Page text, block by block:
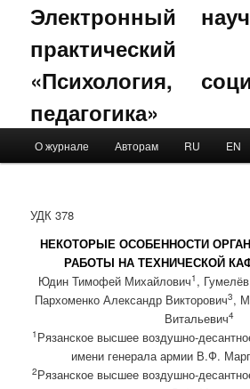
Электронный
«Психология,
педагогика»
Skip to primary content
Skip to secondary content
О журнале Авторам RU EN
УДК 378
НЕКОТОРЫЕ ОСОБЕННОСТИ
РАБОТЫ НА ТЕХНИЧЕСКОЙ
Юдин Тимофей Михайлович1 ,
Пархоменко Александр Викторович3,
Витальевич4
1 Рязанское высшее воздушно-
имени генерала армии В.Ф.
2Рязанское высшее воздушно-